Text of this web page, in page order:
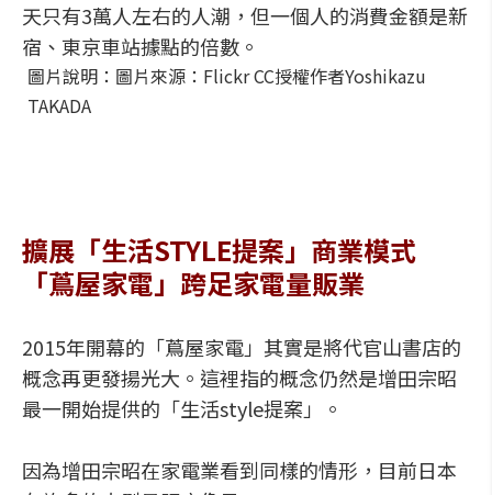
天只有3萬人左右的人潮，但一個人的消費金額是新
宿、東京車站據點的倍數。
圖片說明：圖片來源：Flickr CC授權作者Yoshikazu
TAKADA
擴展「生活STYLE提案」商業模式
「蔦屋家電」跨足家電量販業
2015年開幕的「蔦屋家電」其實是將代官山書店的
概念再更發揚光大。這裡指的概念仍然是增田宗昭
最一開始提供的「生活style提案」。
因為增田宗昭在家電業看到同樣的情形，目前日本